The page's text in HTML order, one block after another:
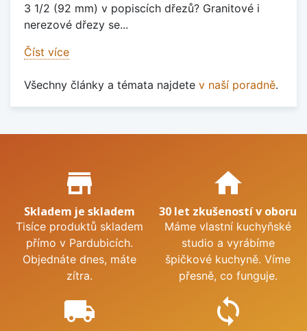
3 1/2 (92 mm) v popiscích dřezů? Granitové i
nerezové dřezy se...
Číst více
Všechny články a témata najdete v naší poradně.
Proč nakupovat u nás?
store_mall_directory
Skladem je skladem
Tisíce produktů skladem
přímo v Pardubicích.
Objednáte dnes, máte
zítra.
home
30 let zkušeností v oboru
Máme vlastní kuchyňské
studio a vyrábíme
špičkové kuchyně. Víme
přesně, co funguje.
local_shipping sync